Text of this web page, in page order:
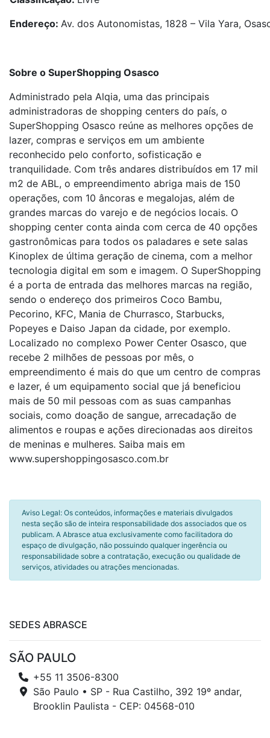
Endereço: Av. dos Autonomistas, 1828 – Vila Yara,
Sobre o SuperShopping Osasco
Administrado pela Alqia, uma das principais
administradoras de shopping centers do país, o
SuperShopping Osasco reúne as melhores opções de
lazer, compras e serviços em um ambiente
reconhecido pelo conforto, sofisticação e
tranquilidade. Com três andares distribuídos em 17 mil
m2 de ABL, o empreendimento abriga mais de 150
operações, com 10 âncoras e megalojas, além de
grandes marcas do varejo e de negócios locais. O
shopping center conta ainda com cerca de 40 opções
gastronômicas para todos os paladares e sete salas
Kinoplex de última geração de cinema, com a melhor
tecnologia digital em som e imagem. O SuperShopping
é a porta de entrada das melhores marcas na região,
sendo o endereço dos primeiros Coco Bambu,
Pecorino, KFC, Mania de Churrasco, Starbucks,
Popeyes e Daiso Japan da cidade, por exemplo.
Localizado no complexo Power Center Osasco, que
recebe 2 milhões de pessoas por mês, o
empreendimento é mais do que um centro de compras
e lazer, é um equipamento social que já beneficiou
mais de 50 mil pessoas com as suas campanhas
sociais, como doação de sangue, arrecadação de
alimentos e roupas e ações direcionadas aos direitos
de meninas e mulheres. Saiba mais em
www.supershoppingosasco.com.br
Aviso Legal: Os conteúdos, informações e materiais divulgados
nesta seção são de inteira responsabilidade dos associados que os
publicam. A Abrasce atua exclusivamente como facilitadora do
espaço de divulgação, não possuindo qualquer ingerência ou
responsabilidade sobre a contratação, execução ou qualidade de
serviços, atividades ou atrações mencionadas.
SEDES ABRASCE
SÃO PAULO
+55 11 3506-8300
São Paulo • SP - Rua Castilho, 392 19º andar,
Brooklin Paulista - CEP: 04568-010